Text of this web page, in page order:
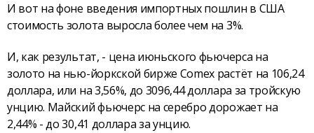
И вот на фоне введения импортных пошлин в США
стоимость золота выросла более чем на 3%.
И, как результат, - цена июньского фьючерса на
золото на нью-йоркской бирже Comex растёт на 106,24
доллара, или на 3,56%, до 3096,44 доллара за тройскую
унцию. Майский фьючерс на серебро дорожает на
2,44% - до 30,41 доллара за унцию.